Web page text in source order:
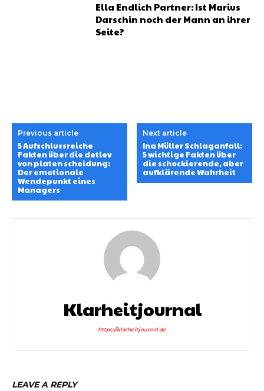
Ella Endlich Partner: Ist Marius
Darschin noch der Mann an ihrer
Seite?
Previous article
5 Aufschlussreiche
Fakten über die detlev
von platen scheidung:
Der emotionale
Wendepunkt eines
Managers
Next article
Ina Müller Schlaganfall:
5 wichtige Fakten über
die schockierende, aber
aufklärende Wahrheit
Klarheitjournal
https://klarheitjournal.de
LEAVE A REPLY